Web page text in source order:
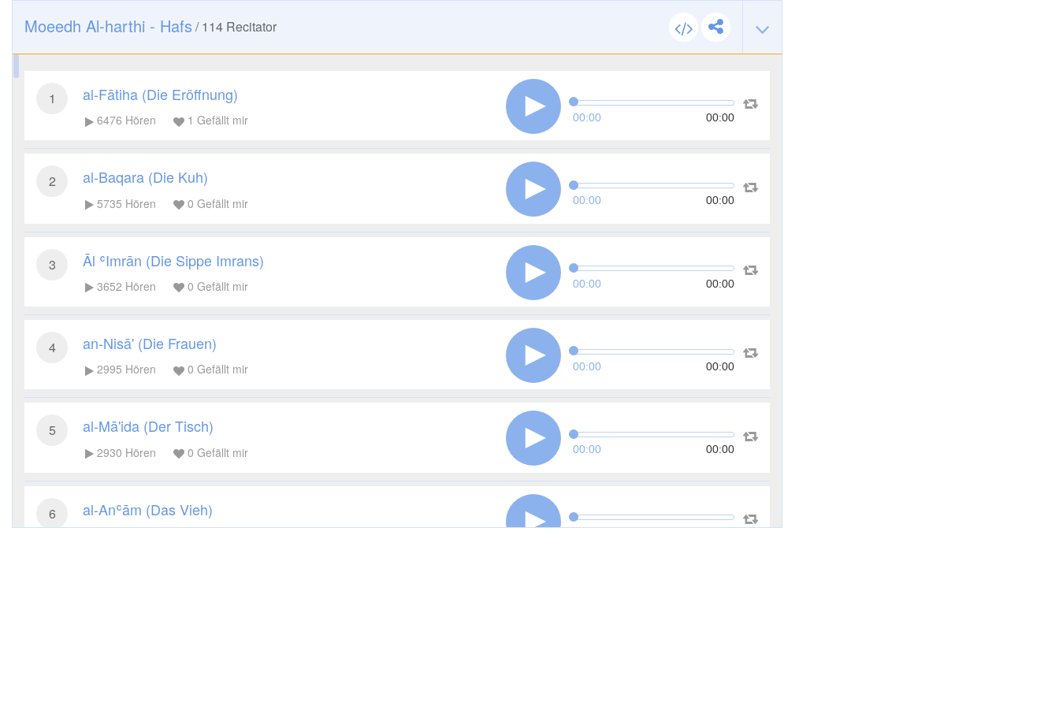
Moeedh Al-harthi - Hafs /114 Recitator
1 al-Fātiha (Die Eröffnung)
6476 Hören 1 Gefällt mir 00:00 00:00
2 al-Baqara (Die Kuh)
5735 Hören 0 Gefällt mir 00:00 00:00
3 Āl ʿImrān (Die Sippe Imrans)
3652 Hören 0 Gefällt mir 00:00 00:00
4 an-Nisā' (Die Frauen)
2995 Hören 0 Gefällt mir 00:00 00:00
5 al-Mā'ida (Der Tisch)
2930 Hören 0 Gefällt mir 00:00 00:00
6 al-Anʿām (Das Vieh)
00:00 00:00